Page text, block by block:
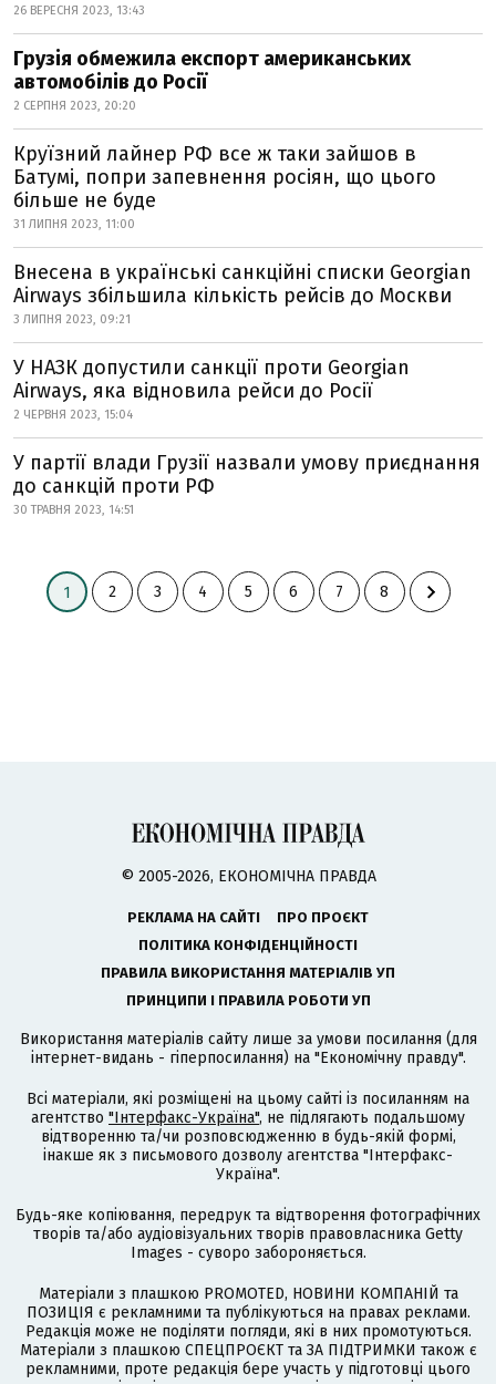
26 ВЕРЕСНЯ 2023, 13:43
Грузія обмежила експорт американських
автомобілів до Росії
2 СЕРПНЯ 2023, 20:20
Круїзний лайнер РФ все ж таки зайшов в
Батумі, попри запевнення росіян, що цього
більше не буде
31 ЛИПНЯ 2023, 11:00
Внесена в українські санкційні списки Georgian
Airways збільшила кількість рейсів до Москви
3 ЛИПНЯ 2023, 09:21
У НАЗК допустили санкції проти Georgian
Airways, яка відновила рейси до Росії
2 ЧЕРВНЯ 2023, 15:04
У партії влади Грузії назвали умову приєднання
до санкцій проти РФ
30 ТРАВНЯ 2023, 14:51
1 2 3 4 5 6 7 8
© 2005-2026, ЕКОНОМІЧНА ПРАВДА
РЕКЛАМА НА САЙТІ
ПРО ПРОЄКТ
ПОЛІТИКА КОНФІДЕНЦІЙНОСТІ
ПРАВИЛА ВИКОРИСТАННЯ МАТЕРІАЛІВ УП
ПРИНЦИПИ І ПРАВИЛА РОБОТИ УП
Використання матеріалів сайту лише за умови посилання (для
інтернет-видань - гіперпосилання) на "Економічну правду".
Всі матеріали, які розміщені на цьому сайті із посиланням на
агентство "Інтерфакс-Україна", не підлягають подальшому
відтворенню та/чи розповсюдженню в будь-якій формі,
інакше як з письмового дозволу агентства "Інтерфакс-
Україна".
Будь-яке копіювання, передрук та відтворення фотографічних
творів та/або аудіовізуальних творів правовласника Getty
Images - суворо забороняється.
Матеріали з плашкою PROMOTED, НОВИНИ КОМПАНІЙ та
ПОЗИЦІЯ є рекламними та публікуються на правах реклами.
Редакція може не поділяти погляди, які в них промотуються.
Матеріали з плашкою СПЕЦПРОЄКТ та ЗА ПІДТРИМКИ також є
рекламними, проте редакція бере участь у підготовці цього